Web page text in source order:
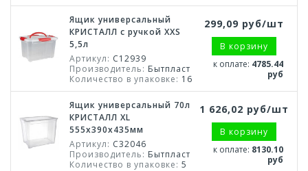
Ящик универсальный
КРИСТАЛЛ с ручкой XXS
5,5л
Артикул: С12939
Производитель: Бытпласт
Количество в упаковке: 16
299,09 руб/шт
В корзину
к оплате: 4785.44
руб
Ящик универсальный 70л
КРИСТАЛЛ XL
555х390х435мм
Артикул: С32046
Производитель: Бытпласт
Количество в упаковке: 5
1 626,02 руб/шт
В корзину
к оплате: 8130.10
руб